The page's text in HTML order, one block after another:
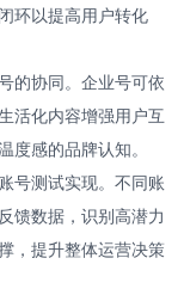
环以提高用户转化
的协同。企业号可依
活化内容增强用户互
感的品牌认知。
号测试实现。不同账
馈数据，识别高潜力
，提升整体运营决策